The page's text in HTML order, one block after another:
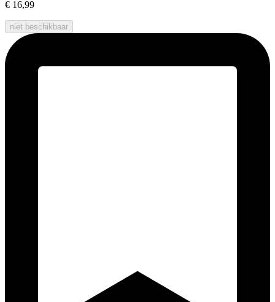
€ 16,99
niet beschikbaar